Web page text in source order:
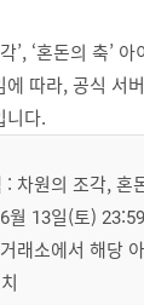
’, ‘혼돈의 축’
에 따라, 공식 서
니다.
차원의 조각, 혼
13일(토)
래소에서 해당